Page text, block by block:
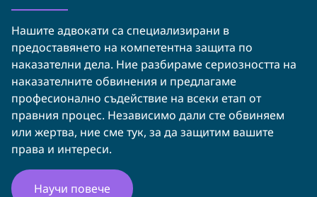
Нашите адвокати са специализирани в
предоставянето на компетентна защита по
наказателни дела. Ние разбираме сериозността на
наказателните обвинения и предлагаме
професионално съдействие на всеки етап от
правния процес. Независимо дали сте обвиняем
или жертва, ние сме тук, за да защитим вашите
права и интереси.
Научи повече